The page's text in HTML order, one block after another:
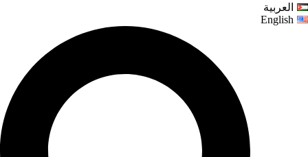
العربية
English